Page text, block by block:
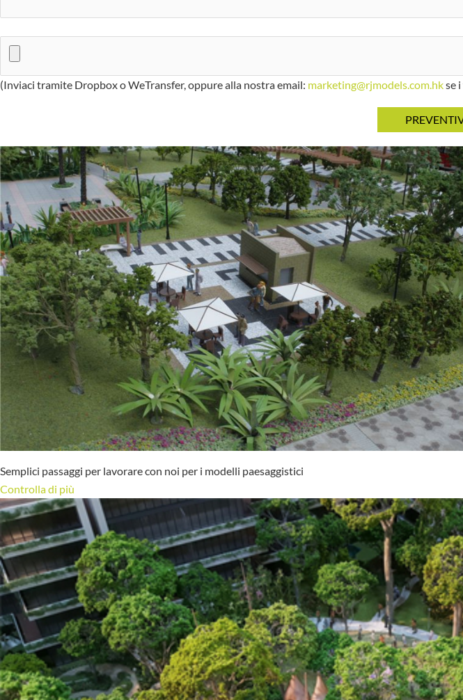
(Inviaci tramite Dropbox o WeTransfer, oppure alla nostra email: marketing@rjmodels.com.hkse
Semplici passaggi per lavorare con noi per i modelli paesaggistici
Controlla di più